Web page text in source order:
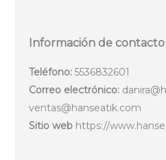
Información de contacto
Teléfono:5536832601
Correo electrónico:
ventas@hanseatik.com
Sitio webhttps://